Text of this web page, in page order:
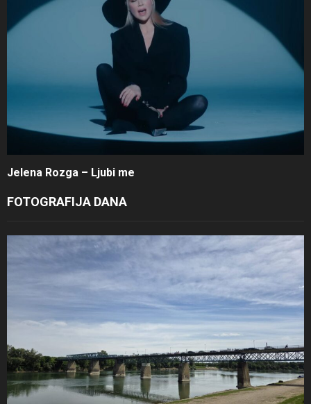
Jelena Rozga – Ljubi me
FOTOGRAFIJA DANA